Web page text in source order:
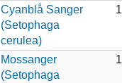
Cyanblå Sanger
(Setophaga
cerulea)
1
Mossanger
(Setophaga
1